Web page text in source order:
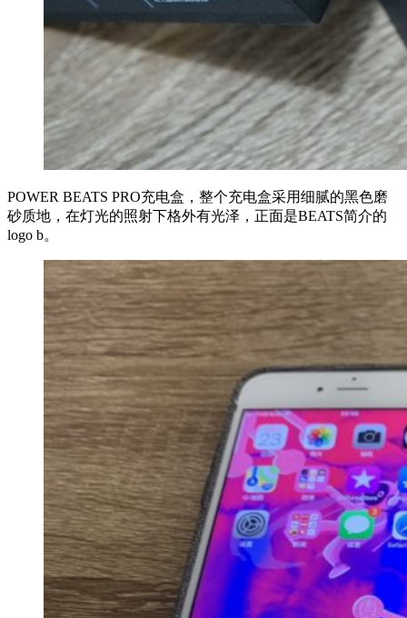
POWER BEATS PRO充电盒，整个充电盒采用细腻的黑色磨
砂质地，在灯光的照射下格外有光泽，正面是BEATS简介的
logo b。